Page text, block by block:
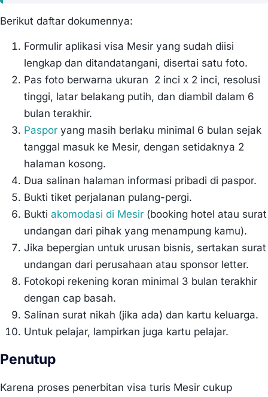
Berikut daftar dokumennya:
Formulir aplikasi visa Mesir yang sudah diisi
lengkap dan ditandatangani, disertai satu foto.
Pas foto berwarna ukuran 2 inci x 2 inci, resolusi
tinggi, latar belakang putih, dan diambil dalam 6
bulan terakhir.
Paspor yang masih berlaku minimal 6 bulan sejak
tanggal masuk ke Mesir, dengan setidaknya 2
halaman kosong.
Dua salinan halaman informasi pribadi di paspor.
Bukti tiket perjalanan pulang-pergi.
Bukti akomodasi di Mesir (booking hotel atau surat
undangan dari pihak yang menampung kamu).
Jika bepergian untuk urusan bisnis, sertakan surat
undangan dari perusahaan atau sponsor letter.
Fotokopi rekening koran minimal 3 bulan terakhir
dengan cap basah.
Salinan surat nikah (jika ada) dan kartu keluarga.
Untuk pelajar, lampirkan juga kartu pelajar.
Penutup
Karena proses penerbitan visa turis Mesir cukup